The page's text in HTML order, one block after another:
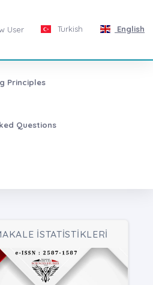
User Turkish English
Principles
Questions
İSTATİSTİKLERİ